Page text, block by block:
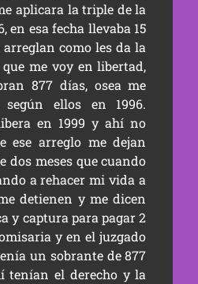
aplicara la triple de la
en esa fecha llevaba 15
como les da la
me voy en libertad,
877 días, osea me
ellos en 1996.
en 1999 y ahí no
ese arreglo me dejan
dos meses que cuando
a rehacer mi vida a
detienen y me dicen
y captura para pagar 2
y en el juzgado
un sobrante de 877
tenían el derecho y la